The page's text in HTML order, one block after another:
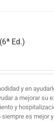
Ed.)
y en
a mejorar su
y
es mejor